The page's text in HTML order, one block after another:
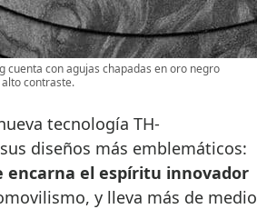
cuenta con agujas chapadas en oro negro
contraste.
tecnología TH-
diseños más emblemáticos:
encarna el espíritu innovador
y lleva más de medio